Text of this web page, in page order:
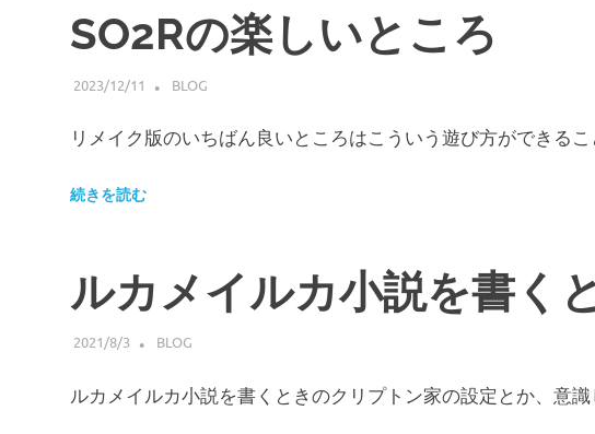
SO2Rの楽しいところ
2023/12/11 HIROSERYO
BLOG
リメイク版のいちばん良いところはこういう遊び方ができるこ
続きを読む
ルカメイルカ小説を書く
2021/8/3 HIROSERYO
BLOG
ルカメイルカ小説を書くときのクリプトン家の設定とか、意